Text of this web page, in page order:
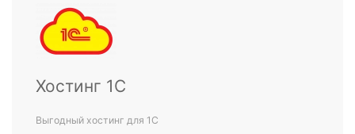
Хостинг 1С
Выгодный хостинг для 1С